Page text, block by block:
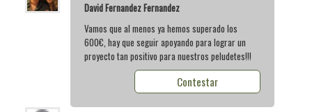
David Fernandez Fernandez
Vamos que al menos ya hemos superado los
600€, hay que seguir apoyando para lograr un
proyecto tan positivo para nuestros peludetes!!!
Contestar